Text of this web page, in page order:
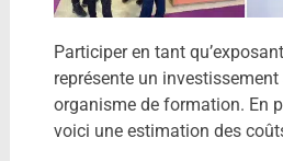
Participer en tant
représente un
organisme de formation. En
voici une estimation des